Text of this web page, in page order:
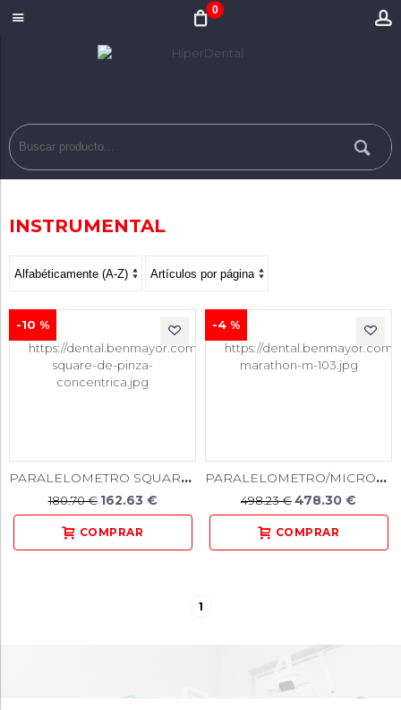
0
INSTRUMENTAL
PARALELOMETRO SQUARE DE PINZA CONCENTRICA
180.70 € 162.63 €
-10 %
PARALELOMETRO/MICROFRESADORA MARATHON M-103
498.23 €478.30 €
-4 %
1